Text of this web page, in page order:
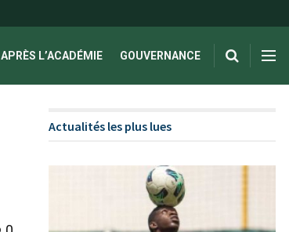
APRÈS L’ACADÉMIE GOUVERNANCE
Actualités les plus lues